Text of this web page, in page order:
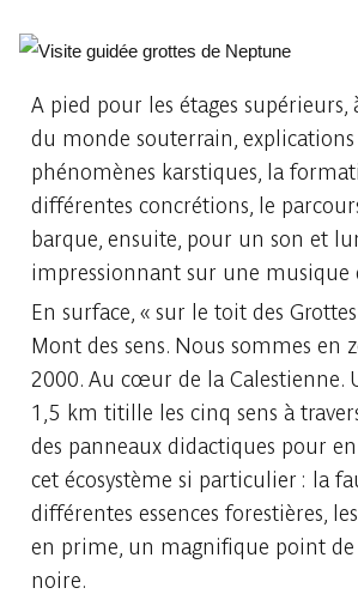
A pied pour les étages supérieurs,
du monde souterrain, explications
phénomènes karstiques, la
différentes concrétions, le
barque, ensuite, pour un son et
impressionnant sur une musique
En surface, « sur le toit des
Mont des sens. Nous sommes en
2000. Au cœur de la Calestienne.
1,5 km titille les cinq sens à
des panneaux didactiques pour
cet écosystème si particulier : la
différentes essences forestières,
en prime, un magnifique point de
noire.